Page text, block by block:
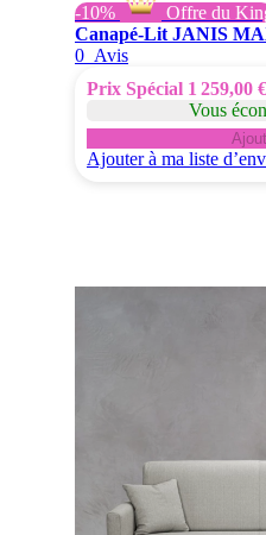
-10%
Offre du
Canapé-Lit JANIS
0 Avis
Prix Spécial 1 259,00 €
Vous
Ajouter à ma liste